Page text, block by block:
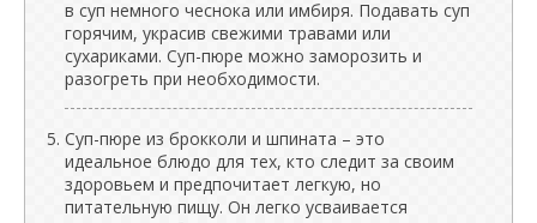
в суп немного чеснока или имбиря. Подавать суп
горячим, украсив свежими травами или
сухариками. Суп-пюре можно заморозить и
разогреть при необходимости.
Суп-пюре из брокколи и шпината – это
идеальное блюдо для тех, кто следит за своим
здоровьем и предпочитает легкую, но
питательную пищу. Он легко усваивается